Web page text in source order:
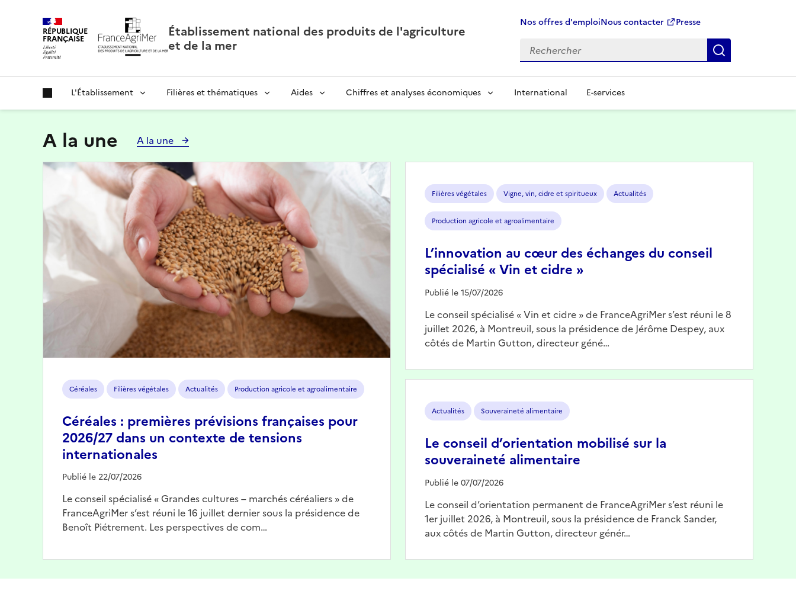
RÉPUBLIQUE
FRANÇAISE
Établissement national des produits de l'agriculture
et de la mer
Nos offres d'emploiNous contacter Presse
L'Établissement Filières et thématiques Aides Chiffres et analyses économiques International E-services
A la une A la une
Céréales Filières végétales Actualités Production agricole et agroalimentaire
Céréales : premières prévisions françaises pour
2026/27 dans un contexte de tensions
internationales
Publié le 22/07/2026
Le conseil spécialisé « Grandes cultures – marchés céréaliers » de
FranceAgriMer s’est réuni le 16 juillet dernier sous la présidence de
Benoît Piétrement. Les perspectives de com…
Image
Filières végétales Vigne, vin, cidre et spiritueux Actualités
Production agricole et agroalimentaire
L’innovation au cœur des échanges du conseil
spécialisé « Vin et cidre »
Publié le 15/07/2026
Le conseil spécialisé « Vin et cidre » de FranceAgriMer s’est réuni le 8
juillet 2026, à Montreuil, sous la présidence de Jérôme Despey, aux
côtés de Martin Gutton, directeur géné…
Actualités Souveraineté alimentaire
Le conseil d’orientation mobilisé sur la
souveraineté alimentaire
Publié le 07/07/2026
Le conseil d’orientation permanent de FranceAgriMer s’est réuni le
1er juillet 2026, à Montreuil, sous la présidence de Franck Sander,
aux côtés de Martin Gutton, directeur génér…